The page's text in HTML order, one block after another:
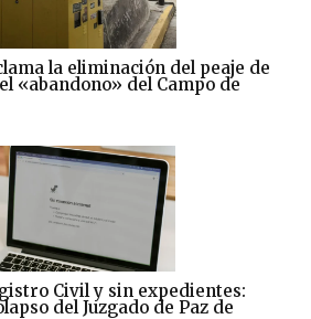
la eliminación del peaje de
«abandono» del Campo de
Civil y sin expedientes:
del Juzgado de Paz de